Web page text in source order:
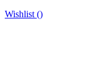
Wishlist ()